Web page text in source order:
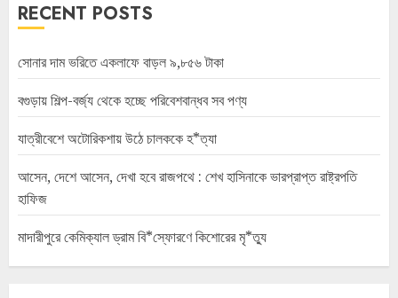
RECENT POSTS
সোনার দাম ভরিতে একলাফে বাড়ল ৯,৮৫৬ টাকা
বগুড়ায় শিল্প-বর্জ্য থেকে হচ্ছে পরিবেশবান্ধব সব পণ্য
যাত্রীবেশে অটোরিকশায় উঠে চালককে হ*ত্যা
আসেন, দেশে আসেন, দেখা হবে রাজপথে : শেখ হাসিনাকে ভারপ্রাপ্ত রাষ্ট্রপতি
হাফিজ
মাদারীপুরে কেমিক্যাল ড্রাম বি*স্ফোরণে কিশোরের মৃ*ত্যু